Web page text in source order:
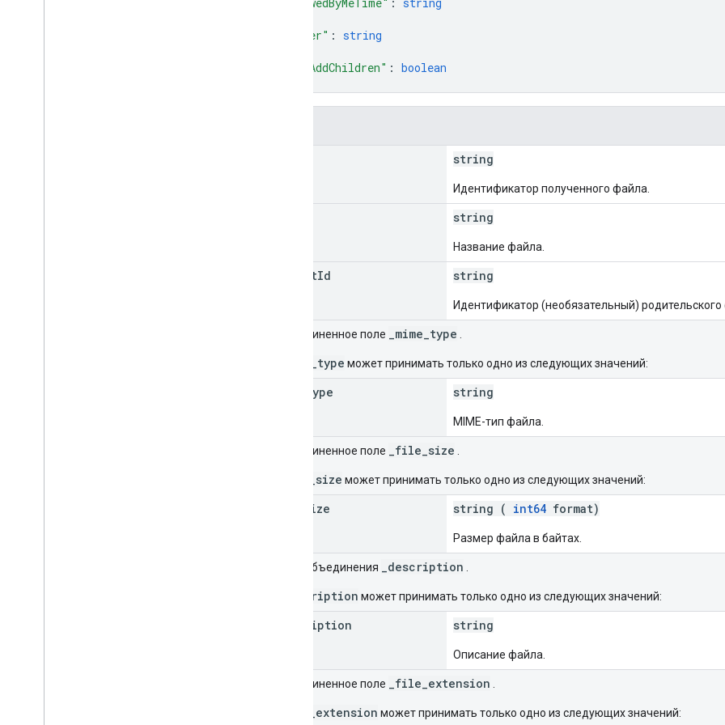
"owner" : string
"canAddChildren" : boolean
string
Идентификатор полученного файла.
string
Название файла.
parentId string
Идентификатор (необязательный) родительского
Объединенное поле _mime_type
_mime_type может принимать только одно из следующих значений:
Type string
MIME-тип файла.
Объединенное поле _file_size
_file_size может принимать только одно из следующих значений:
Size string ( int64 format)
Размер файла в байтах.
Поле объединения _description
_description может принимать только одно из следующих значений:
description string
Описание файла.
Объединенное поле _file_extension
_file_extension может принимать только одно из следующих значений: